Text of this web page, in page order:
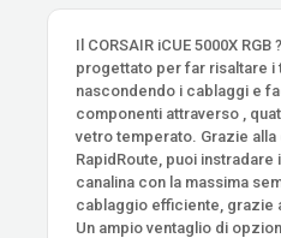
Il CORSAIR iCUE 5000X
progettato per far risaltare i
nascondendo i cablaggi e
componenti attraverso ,
vetro temperato. Grazie alla
RapidRoute, puoi instradare
canalina con la massima
cablaggio efficiente, grazie
Un ampio ventaglio di